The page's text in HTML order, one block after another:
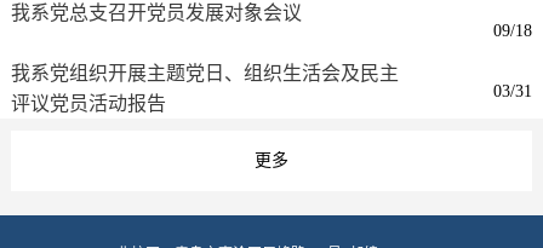
更多
更多
更多
更多
更多
更多
更多
更多
我系党总支召开党员发展对象会议
09/18
更多
我系党组织开展主题党日、组织生活会及民主
评议党员活动报告
03/31
更多
更多